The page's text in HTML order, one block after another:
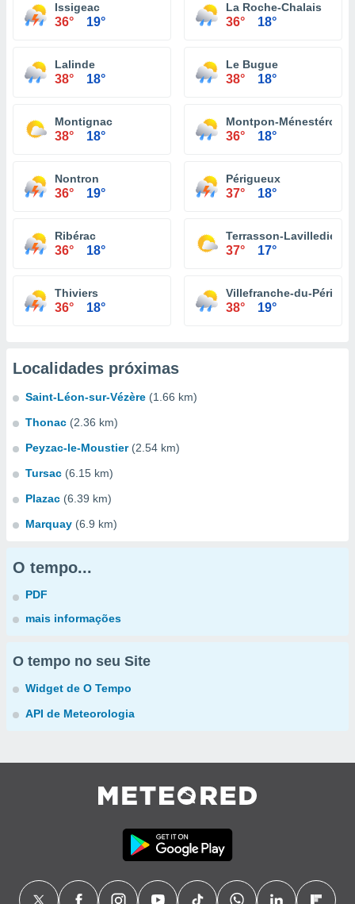
Issigeac
36° 19°
La Roche-Chalais
36° 18°
Lalinde
38° 18°
Le Bugue
38° 18°
Montignac
38° 18°
Montpon-Ménestérol
36° 18°
Nontron
36° 19°
Périgueux
37° 18°
Ribérac
36° 18°
Terrasson-Lavilledieu
37° 17°
Thiviers
36° 18°
Villefranche-du-
38° 19°
Localidades próximas
Saint-Léon-sur-Vézère (1.66 km)
Thonac (2.36 km)
Peyzac-le-Moustier (2.54 km)
Tursac (6.15 km)
Plazac (6.39 km)
Marquay (6.9 km)
O tempo...
PDF
mais informações
O tempo no seu Site
Widget de O Tempo
API de Meteorologia